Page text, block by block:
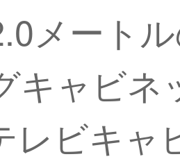
メート
キャビ
レビキャ